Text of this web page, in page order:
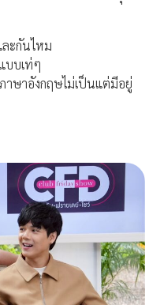
ะกันไหม
บบเท่ๆ
ษาอังกฤษไม่เป็นแต่มีอยู่